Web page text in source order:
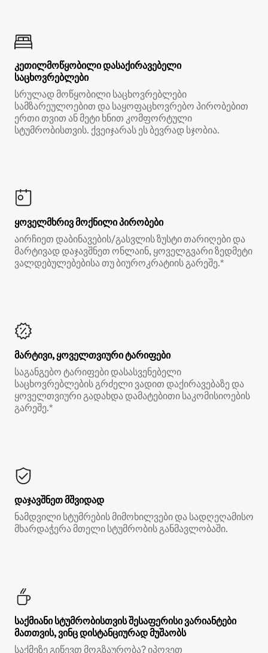
კეთილმოწყობილი დასაქირავებელი
საცხოვრებლები
სრულად მოწყობილი საცხოვრებლები
სამზარეულოებით და საყოფაცხოვრებო პირობებით
ერთი თვით ან მეტი ხნით კომფორტული
სტუმრობისთვის. ქვეიჯარას ეს ბევრად სჯობია.
ყოველმხრივ მოქნილი პირობები
აირჩიეთ დაბინავების/გასვლის ზუსტი თარიღები და
მარტივად დაჯავშნეთ ონლაინ, ყოველგვარი ზედმეტი
ვალდებულებებისა თუ ბიუროკრატიის გარეშე.*
მარტივი, ყოველთვიური ტარიფები
საგანგებო ტარიფები დასასვენებელი
საცხოვრებლების გრძელი ვადით დაქირავებაზე და
ყოველთვიური გადახდა დამატებითი საკომისიოების
გარეშე.*
დაჯავშნეთ მშვიდად
ნამდვილი სტუმრების მიმოხილვები და სადღეღამისო
მხარდაჭერა მთელი სტუმრობის განმავლობაში.
საქმიანი სტუმრობისთვის შესაფერისი ვარიანტები
მათთვის, ვინც დისტანციურად მუშაობს
საქმეზე გიწევთ მოგზაურობა? იპოვეთ